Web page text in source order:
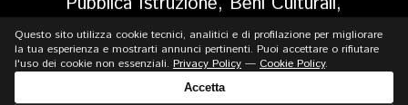
Informazione, Spettacolo e Sport. Legge
regionale 13 aprile 2017 n. 5, art 8 comma
13
Questo sito utilizza cookie tecnici, analitici e di profilazione per migliorare
la tua esperienza e mostrarti annunci pertinenti. Puoi accettare o rifiutare
l'uso dei cookie non essenziali. Privacy Policy — Cookie Policy.
Accetta